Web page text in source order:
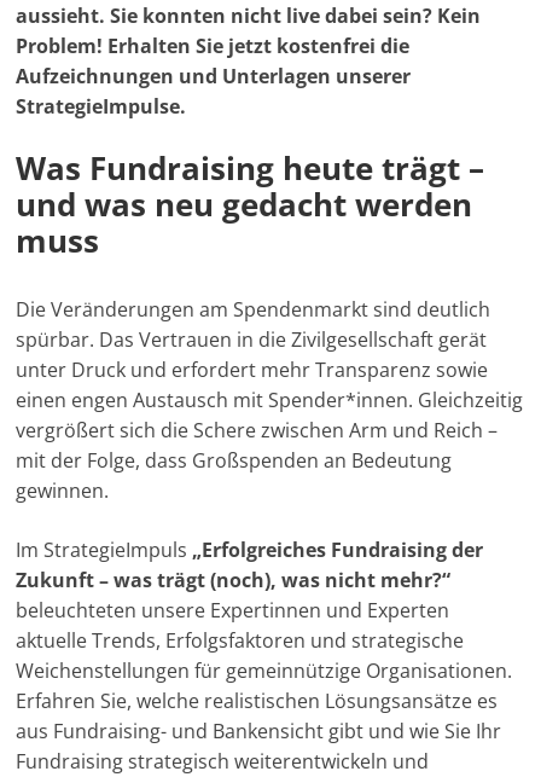
e
t
i
g
|
S
e
n
d
e
n
|
V
e
r
e
i
n
e
|
aussieht. Sie konnten nicht live dabei sein? Kein
Problem! Erhalten Sie jetzt kostenfrei die
Aufzeichnungen und Unterlagen unserer
StrategieImpulse.
Was Fundraising heute trägt –
und was neu gedacht werden
muss
Die Veränderungen am Spendenmarkt sind deutlich
spürbar. Das Vertrauen in die Zivilgesellschaft gerät
unter Druck und erfordert mehr Transparenz sowie
einen engen Austausch mit Spender*innen. Gleichzeitig
vergrößert sich die Schere zwischen Arm und Reich –
mit der Folge, dass Großspenden an Bedeutung
gewinnen.
Im StrategieImpuls „Erfolgreiches Fundraising der
Zukunft – was trägt (noch), was nicht mehr?“
beleuchteten unsere Expertinnen und Experten
aktuelle Trends, Erfolgsfaktoren und strategische
Weichenstellungen für gemeinnützige Organisationen.
Erfahren Sie, welche realistischen Lösungsansätze es
aus Fundraising- und Bankensicht gibt und wie Sie Ihr
Fundraising strategisch weiterentwickeln und